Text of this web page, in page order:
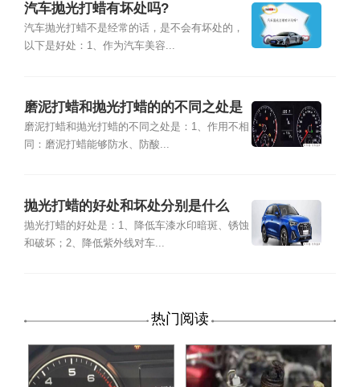
汽车抛光打蜡有坏处吗?
汽车抛光打蜡不是经常的话，是不会有坏处的，
以下是好处：1、作为汽车美容...
磨泥打蜡和抛光打蜡的的不同之处是
什么
磨泥打蜡和抛光打蜡的不同之处是：1、作用不相
同：磨泥打蜡能够防水、防酸...
抛光打蜡的好处和坏处分别是什么
抛光打蜡的好处是：1、降低车漆水印暗斑、锈蚀
和破坏；2、降低紫外线对车...
热门阅读